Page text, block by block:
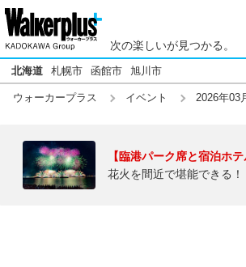
次の楽しいが見つかる。
北海道 札幌市 函館市 旭川市
ウォーカープラス イベント 2026年03
【臨港パーク席と宿泊ホ
花火を間近で堪能できる